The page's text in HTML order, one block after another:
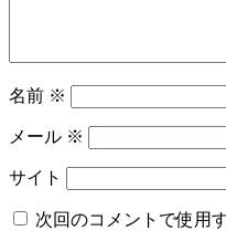
名前 ※
メール ※
サイト
次回のコメントで使用